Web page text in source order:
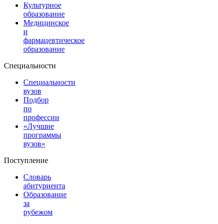
Культурное
образование
Медицинское
и
фармацевтическое
образование
Специальности
Специальности
вузов
Подбор
по
профессии
«Лучшие
программы
вузов»
Поступление
Словарь
абитуриента
Образование
за
рубежом